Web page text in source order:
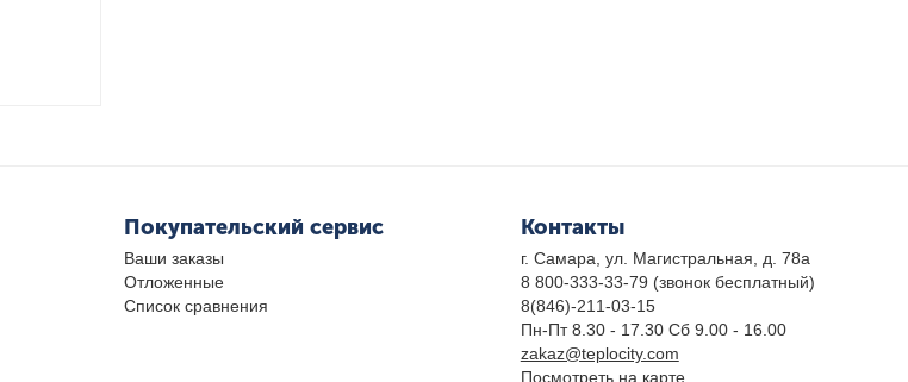
Покупательский сервис
Ваши заказы
Отложенные
Список сравнения
Контакты
г. Самара, ул. Магистральная, д. 78а
8 800-333-33-79 (звонок бесплатный)
8(846)-211-03-15
Пн-Пт 8.30 - 17.30 Сб 9.00 - 16.00
zakaz@teplocity.com
Посмотреть на карте